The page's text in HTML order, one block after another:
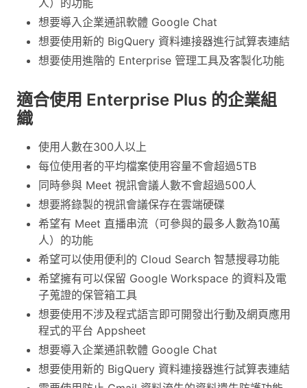
想要導入企業通訊軟體 Google Chat
想要使用新的 BigQuery 資料連接器進行試算表連結
想要使用進階的 Enterprise 管理工具及客製化功能
適合使用 Enterprise Plus 的企業組
織
使用人數在300人以上
每位使用者的平均檔案使用容量不會超過5TB
同時參與 Meet 視訊會議人數不會超過500人
想要將錄製的視訊會議保存在雲端硬碟
希望有 Meet 直播串流（可參與的最多人數為10萬
人）的功能
希望可以使用便利的 Cloud Search 智慧搜尋功能
希望擁有可以保留 Google Workspace 的資料及電
子蒐證的保管箱工具
想要使用不涉及程式語言即可開發出行動及網頁應用
程式的平台 Appsheet
想要導入企業通訊軟體 Google Chat
想要使用新的 BigQuery 資料連接器進行試算表連結